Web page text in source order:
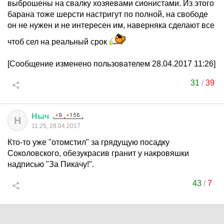
выброшены на свалку хозяевами сионистами. Из этого
барана тоже шерсти настригут по полной, на свободе
он не нужен и не интересен им, наверняка сделают все
чтоб сел на реальный срок
[Сообщение изменено пользователем 28.04.2017 11:26]
31 /39
Н Ныч
11:25, 28.04.2017
Кто-то уже "отомстил" за грядущую посадку
Соколовского, обезукрасив гранит у накровяшки
надписью "За Пикачу!".
43 /7